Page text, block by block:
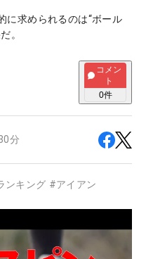
に求められるのは“ボール
。
コメン
ト
0件
分
ンキング #アイアン